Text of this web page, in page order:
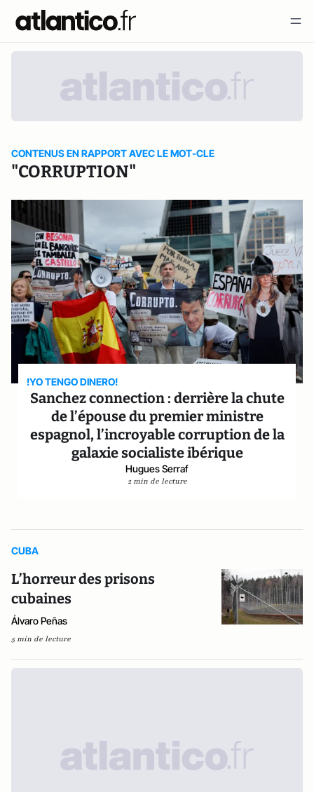
CONTENUS EN RAPPORT AVEC LE MOT-CLE
"CORRUPTION"
!YO TENGO DINERO!
Sanchez connection : derrière la chute
de l’épouse du premier ministre
espagnol, l’incroyable corruption de la
galaxie socialiste ibérique
Hugues Serraf
2 min de lecture
CUBA
L’horreur des prisons
cubaines
Álvaro Peñas
5 min de lecture